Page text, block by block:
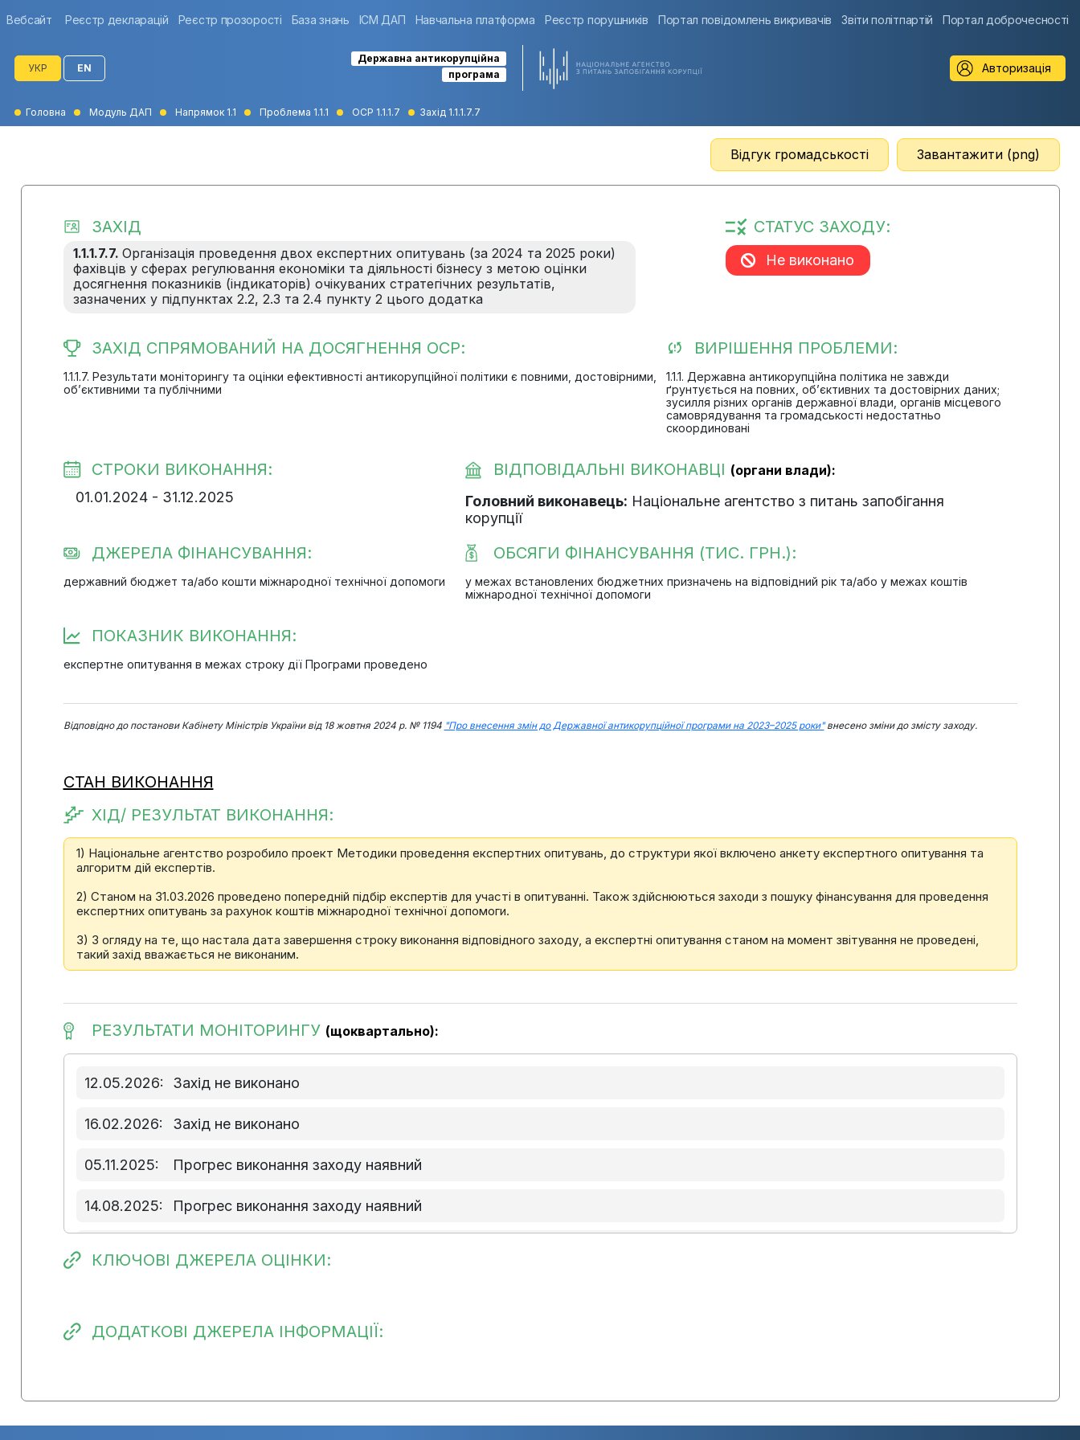
Вебсайт Реєстр декларацій Реєстр прозорості База знань ІСМ ДАП Навчальна платформа Реєстр порушників Портал повідомлень викривачів Звіти політпартій Портал доброчесності
УКР EN
Державна антикорупційна
програма
Авторизація
Головна Модуль ДАП Напрямок 1.1 Проблема 1.1.1 ОСР 1.1.1.7 Захід 1.1.1.7.7
Відгук громадськості Завантажити (png)
ЗАХІД
1.1.1.7.7. Організація проведення двох експертних опитувань (за 2024 та 2025 роки)
фахівців у сферах регулювання економіки та діяльності бізнесу з метою оцінки
досягнення показників (індикаторів) очікуваних стратегічних результатів,
зазначених у підпунктах 2.2, 2.3 та 2.4 пункту 2 цього додатка
СТАТУС ЗАХОДУ:
Не виконано
ЗАХІД СПРЯМОВАНИЙ НА ДОСЯГНЕННЯ ОСР:
1.1.1.7. Результати моніторингу та оцінки ефективності антикорупційної політики є повними, достовірними,
об’єктивними та публічними
ВИРІШЕННЯ ПРОБЛЕМИ:
1.1.1. Державна антикорупційна політика не завжди
ґрунтується на повних, об’єктивних та достовірних даних;
зусилля різних органів державної влади, органів місцевого
самоврядування та громадськості недостатньо
скоординовані
СТРОКИ ВИКОНАННЯ:
01.01.2024 - 31.12.2025
ВІДПОВІДАЛЬНІ ВИКОНАВЦІ (органи влади):
Головний виконавець: Національне агентство з питань запобігання
корупції
ДЖЕРЕЛА ФІНАНСУВАННЯ:
державний бюджет та/або кошти міжнародної технічної допомоги
ОБСЯГИ ФІНАНСУВАННЯ (ТИС. ГРН.):
у межах встановлених бюджетних призначень на відповідний рік та/або у межах коштів
міжнародної технічної допомоги
ПОКАЗНИК ВИКОНАННЯ:
експертне опитування в межах строку дії Програми проведено
Відповідно до постанови Кабінету Міністрів України від 18 жовтня 2024 р. № 1194 "Про внесення змін до Державної антикорупційної програми на 2023–2025 роки"внесено зміни до змісту заходу.
СТАН ВИКОНАННЯ
ХІД/ РЕЗУЛЬТАТ ВИКОНАННЯ:
1) Національне агентство розробило проект Методики проведення експертних опитувань, до структури якої включено анкету експертного опитування та
алгоритм дій експертів.
2) Станом на 31.03.2026 проведено попередній підбір експертів для участі в опитуванні. Також здійснюються заходи з пошуку фінансування для проведення
експертних опитувань за рахунок коштів міжнародної технічної допомоги.
3) З огляду на те, що настала дата завершення строку виконання відповідного заходу, а експертні опитування станом на момент звітування не проведені,
такий захід вважається не виконаним.
РЕЗУЛЬТАТИ МОНІТОРИНГУ (щоквартально):
12.05.2026: Захід не виконано
16.02.2026: Захід не виконано
05.11.2025: Прогрес виконання заходу наявний
14.08.2025: Прогрес виконання заходу наявний
28.10.2024: Прогрес виконання заходу наявний
КЛЮЧОВІ ДЖЕРЕЛА ОЦІНКИ:
ДОДАТКОВІ ДЖЕРЕЛА ІНФОРМАЦІЇ: